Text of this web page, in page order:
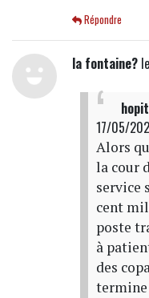
Répondre
la fontaine?
17/05/
Alors
la cour
service
cent
poste
à
des
termine